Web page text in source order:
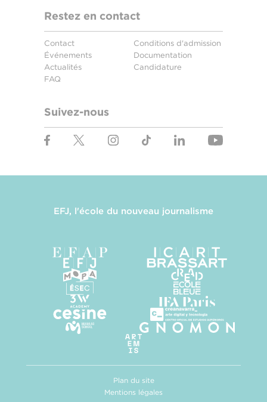
Restez en contact
Contact
Événements
Actualités
FAQ
Conditions d'admission
Documentation
Candidature
Suivez-nous
EFJ, l'école du nouveau journalisme
Plan du site
Mentions légales